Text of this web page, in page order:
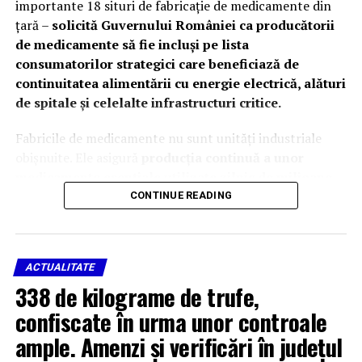
importante 18 situri de fabricaţie de medicamente din
ţară – solicită Guvernului României ca producătorii
de medicamente să fie incluși pe lista
consumatorilor strategici care beneficiază de
continuitatea alimentării cu energie electrică, alături
de spitale și celelalte infrastructuri critice.
Fabricile de medicamente nu sunt unități industriale
de pacienți români și de spitalele din toată țara
reprezintă ocondiție indispensabilă pentru
desfășurarea proceselor de fabricație
siguranță și în conformitate cu standardele europene de
Bună Practică de Fabricație (GMP).
Întreruperea alimentării cu energie electrică, chiar și
pentru perioade scurte, poate compromite procese
CONTINUE READING
ACTUALITATE
338 de kilograme de trufe,
confiscate în urma unor controale
ample. Amenzi și verificări în județul